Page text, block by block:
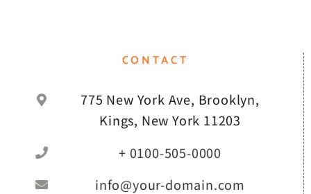
CONTACT
775 New York Ave, Brooklyn,
Kings, New York 11203
+ 0100-505-0000
info@your-domain.com